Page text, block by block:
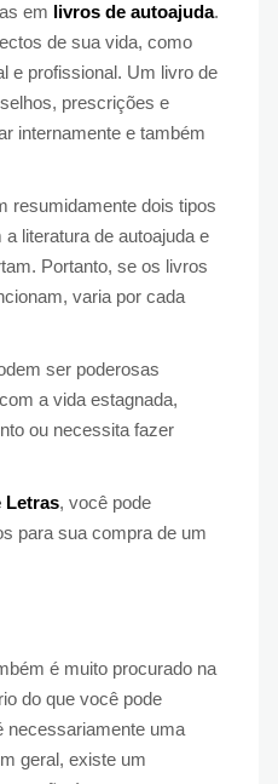
em livros de autoajuda.
de sua vida, como
e profissional. Um livro de
prescrições e
internamente e também
resumidamente dois tipos
literatura de autoajuda e
Portanto, se os livros
varia por cada
ser poderosas
a vida estagnada,
ou necessita fazer
Letras, você pode
para sua compra de um
é muito procurado na
do que você pode
necessariamente uma
geral, existe um